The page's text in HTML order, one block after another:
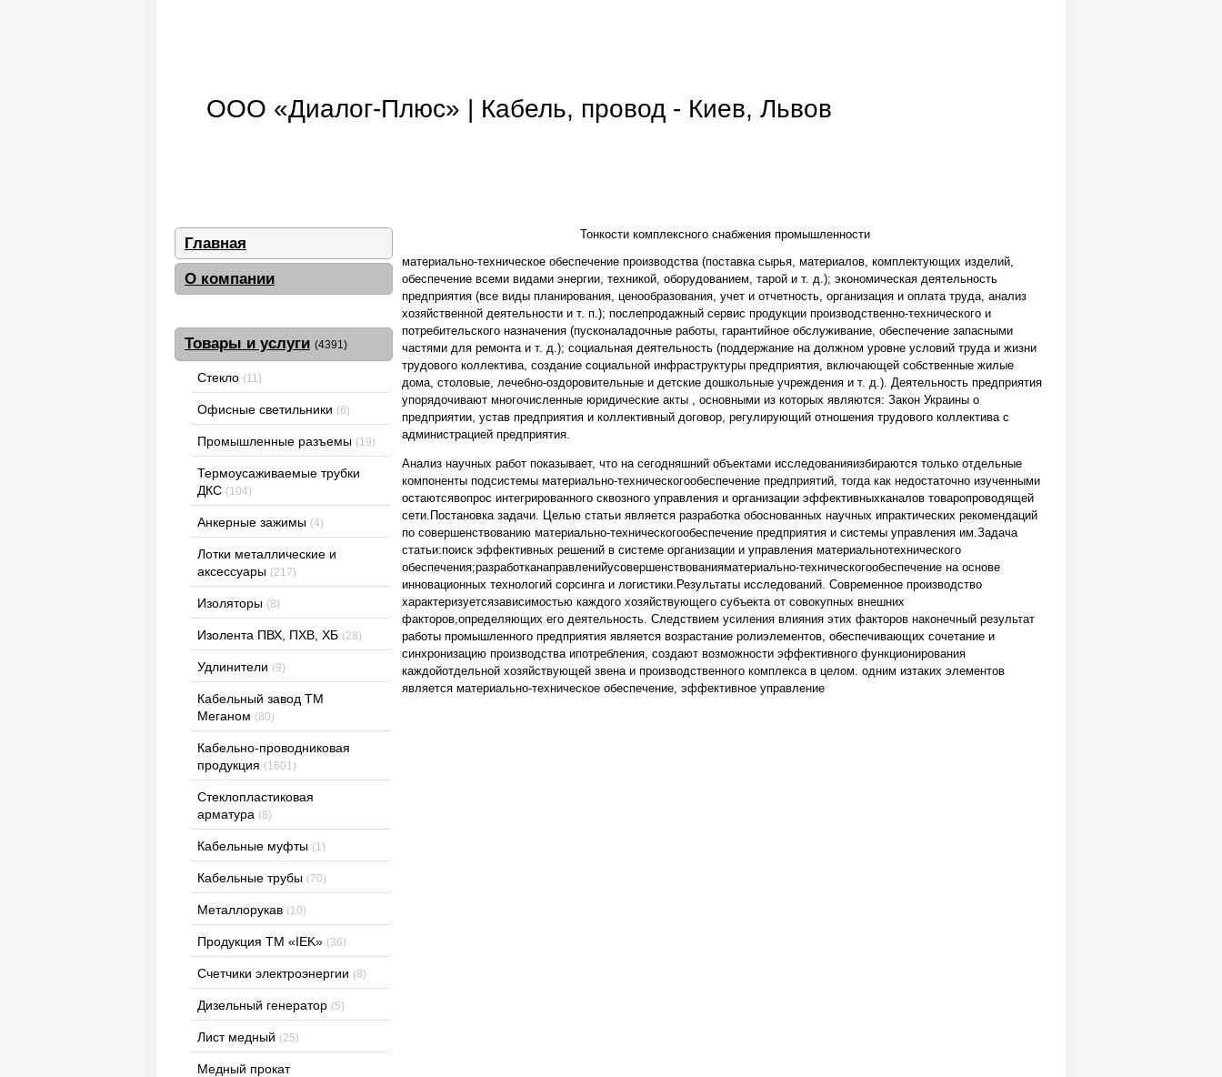
ООО «Диалог-Плюс» | Кабель, провод - Киев, Львов
Главная
О компании
Товары и услуги (4391)
Стекло (11)
Офисные светильники (6)
Промышленные разъемы (19)
Термоусаживаемые трубки
ДКС (104)
Анкерные зажимы (4)
Лотки металлические и
аксессуары (217)
Изоляторы (8)
Изолента ПВХ, ПХВ, ХБ (28)
Удлинители (9)
Кабельный завод ТМ
Меганом (80)
Кабельно-проводниковая
продукция (1601)
Стеклопластиковая
арматура (8)
Кабельные муфты (1)
Кабельные трубы (70)
Металлорукав (10)
Продукция ТМ «IEK» (36)
Счетчики электроэнергии (8)
Дизельный генератор (5)
Лист медный (25)
Медный прокат
Тонкости комплексного снабжения промышленности
материально-техническое обеспечение производства (поставка сырья, материалов, комплектующих изделий,
обеспечение всеми видами энергии, техникой, оборудованием, тарой и т. д.); экономическая деятельность
предприятия (все виды планирования, ценообразования, учет и отчетность, организация и оплата труда, анализ
хозяйственной деятельности и т. п.); послепродажный сервис продукции производственно-технического и
потребительского назначения (пусконаладочные работы, гарантийное обслуживание, обеспечение запасными
частями для ремонта и т. д.); социальная деятельность (поддержание на должном уровне условий труда и жизни
трудового коллектива, создание социальной инфраструктуры предприятия, включающей собственные жилые
дома, столовые, лечебно-оздоровительные и детские дошкольные учреждения и т. д.). Деятельность предприятия
упорядочивают многочисленные юридические акты , основными из которых являются: Закон Украины о
предприятии, устав предприятия и коллективный договор, регулирующий отношения трудового коллектива с
администрацией предприятия.
Анализ научных работ показывает, что на сегодняшний объектами исследованияизбираются только отдельные
компоненты подсистемы материально-техническогообеспечение предприятий, тогда как недостаточно изученными
остаютсявопрос интегрированного сквозного управления и организации эффективныхканалов товаропроводящей
сети.Постановка задачи. Целью статьи является разработка обоснованных научных ипрактических рекомендаций
по совершенствованию материально-техническогообеспечение предприятия и системы управления им.Задача
статьи:поиск эффективных решений в системе организации и управления материальнотехнического
обеспечения;разработканаправленийусовершенствованияматериально-техническогообеспечение на основе
инновационных технологий сорсинга и логистики.Результаты исследований. Современное производство
характеризуетсязависимостью каждого хозяйствующего субъекта от совокупных внешних
факторов,определяющих его деятельность. Следствием усиления влияния этих факторов наконечный результат
работы промышленного предприятия является возрастание ролиэлементов, обеспечивающих сочетание и
синхронизацию производства ипотребления, создают возможности эффективного функционирования
каждойотдельной хозяйствующей звена и производственного комплекса в целом. одним изтаких элементов
является материально-техническое обеспечение, эффективное управление